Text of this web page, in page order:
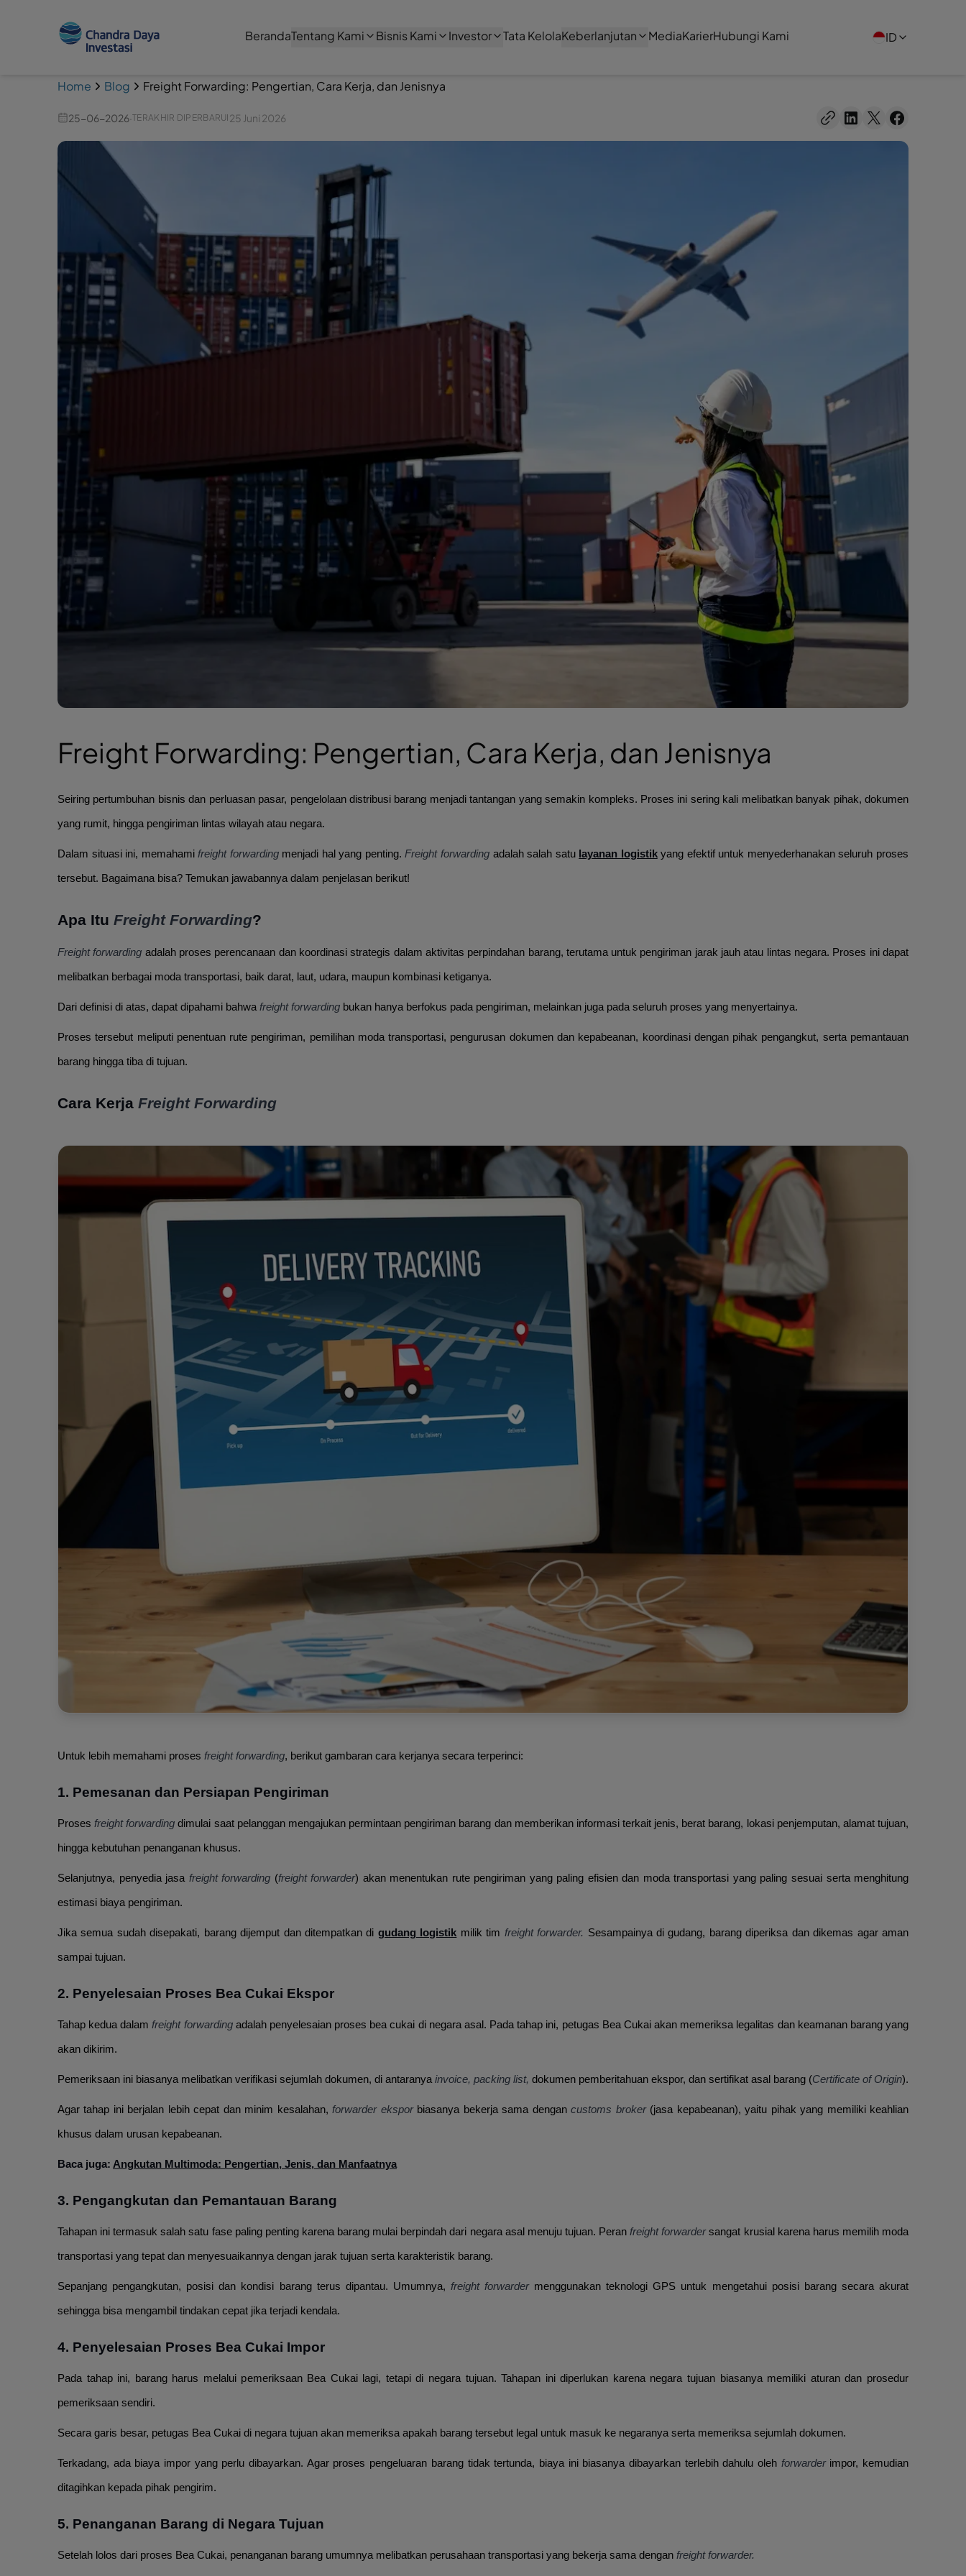
BerandaTentang Kami Bisnis Kami Investor Tata KelolaKeberlanjutan MediaKarierHubungi Kami ID
Home Blog Freight Forwarding: Pengertian, Cara Kerja, dan Jenisnya
25-06-2026·TERAKHIR DIPERBARUI 25 Juni 2026
Freight Forwarding: Pengertian, Cara Kerja, dan Jenisnya
Seiring pertumbuhan bisnis dan perluasan pasar, pengelolaan distribusi barang menjadi tantangan yang semakin kompleks. Proses ini sering kali melibatkan banyak pihak, dokumen
yang rumit, hingga pengiriman lintas wilayah atau negara.
Dalam situasi ini, memahami freight forwarding menjadi hal yang penting.Freight forwarding adalah salah satu layanan logistikyang efektif untuk menyederhanakan seluruh proses
tersebut. Bagaimana bisa? Temukan jawabannya dalam penjelasan berikut!
Apa Itu Freight Forwarding?
Freight forwarding adalah proses perencanaan dan koordinasi strategis dalam aktivitas perpindahan barang, terutama untuk pengiriman jarak jauh atau lintas negara. Proses ini dapat
melibatkan berbagai moda transportasi, baik darat, laut, udara, maupun kombinasi ketiganya.
Dari definisi di atas, dapat dipahami bahwa freight forwarding bukan hanya berfokus pada pengiriman, melainkan juga pada seluruh proses yang menyertainya.
Proses tersebut meliputi penentuan rute pengiriman, pemilihan moda transportasi, pengurusan dokumen dan kepabeanan, koordinasi dengan pihak pengangkut, serta pemantauan
barang hingga tiba di tujuan.
Cara Kerja Freight Forwarding
Untuk lebih memahami proses freight forwarding, berikut gambaran cara kerjanya secara terperinci:
1. Pemesanan dan Persiapan Pengiriman
Proses freight forwardingdimulai saat pelanggan mengajukan permintaan pengiriman barang dan memberikan informasi terkait jenis, berat barang, lokasi penjemputan, alamat tujuan,
hingga kebutuhan penanganan khusus.
Selanjutnya, penyedia jasa freight forwarding (freight forwarder) akan menentukan rute pengiriman yang paling efisien dan moda transportasi yang paling sesuai serta menghitung
estimasi biaya pengiriman.
Jika semua sudah disepakati, barang dijemput dan ditempatkan di gudang logistik milik tim freight forwarder. Sesampainya di gudang, barang diperiksa dan dikemas agar aman
sampai tujuan.
2. Penyelesaian Proses Bea Cukai Ekspor
Tahap kedua dalam freight forwarding adalah penyelesaian proses bea cukai di negara asal. Pada tahap ini, petugas Bea Cukai akan memeriksa legalitas dan keamanan barang yang
akan dikirim.
Pemeriksaan ini biasanya melibatkan verifikasi sejumlah dokumen, di antaranya invoice, packing list, dokumen pemberitahuan ekspor, dan sertifikat asal barang (Certificate of Origin).
Agar tahap ini berjalan lebih cepat dan minim kesalahan, forwarder ekspor biasanya bekerja sama dengancustoms broker (jasa kepabeanan), yaitu pihak yang memiliki keahlian
khusus dalam urusan kepabeanan.
Baca juga: Angkutan Multimoda: Pengertian, Jenis, dan Manfaatnya
3. Pengangkutan dan Pemantauan Barang
Tahapan ini termasuk salah satu fase paling penting karena barang mulai berpindah dari negara asal menuju tujuan. Peran freight forwardersangat krusial karena harus memilih moda
transportasi yang tepat dan menyesuaikannya dengan jarak tujuan serta karakteristik barang.
Sepanjang pengangkutan, posisi dan kondisi barang terus dipantau. Umumnya, freight forwarder menggunakan teknologi GPS untuk mengetahui posisi barang secara akurat
sehingga bisa mengambil tindakan cepat jika terjadi kendala.
4. Penyelesaian Proses Bea Cukai Impor
Pada tahap ini, barang harus melalui pemeriksaan Bea Cukai lagi, tetapi di negara tujuan. Tahapan ini diperlukan karena negara tujuan biasanya memiliki aturan dan prosedur
pemeriksaan sendiri.
Secara garis besar, petugas Bea Cukai di negara tujuan akan memeriksa apakah barang tersebut legal untuk masuk ke negaranya serta memeriksa sejumlah dokumen.
Terkadang, ada biaya impor yang perlu dibayarkan. Agar proses pengeluaran barang tidak tertunda, biaya ini biasanya dibayarkan terlebih dahulu oleh forwarderimpor, kemudian
ditagihkan kepada pihak pengirim.
5. Penanganan Barang di Negara Tujuan
Setelah lolos dari proses Bea Cukai, penanganan barang umumnya melibatkan perusahaan transportasi yang bekerja sama dengan freight forwarder.